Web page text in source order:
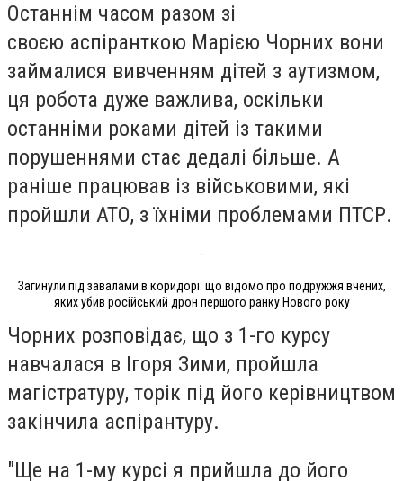
Останнім часом разом зі
своєю аспіранткою Марією Чорних вони
займалися вивченням дітей з аутизмом,
ця робота дуже важлива, оскільки
останніми роками дітей із такими
порушеннями стає дедалі більше. А
раніше працював із військовими, які
пройшли АТО, з їхніми проблемами ПТСР.
Загинули під завалами в коридорі: що відомо про подружжя вчених,
яких убив російський дрон першого ранку Нового року
Чорних розповідає, що з 1-го курсу
навчалася в Ігоря Зими, пройшла
магістратуру, торік під його керівництвом
закінчила аспірантуру.
"Ще на 1-му курсі я прийшла до його